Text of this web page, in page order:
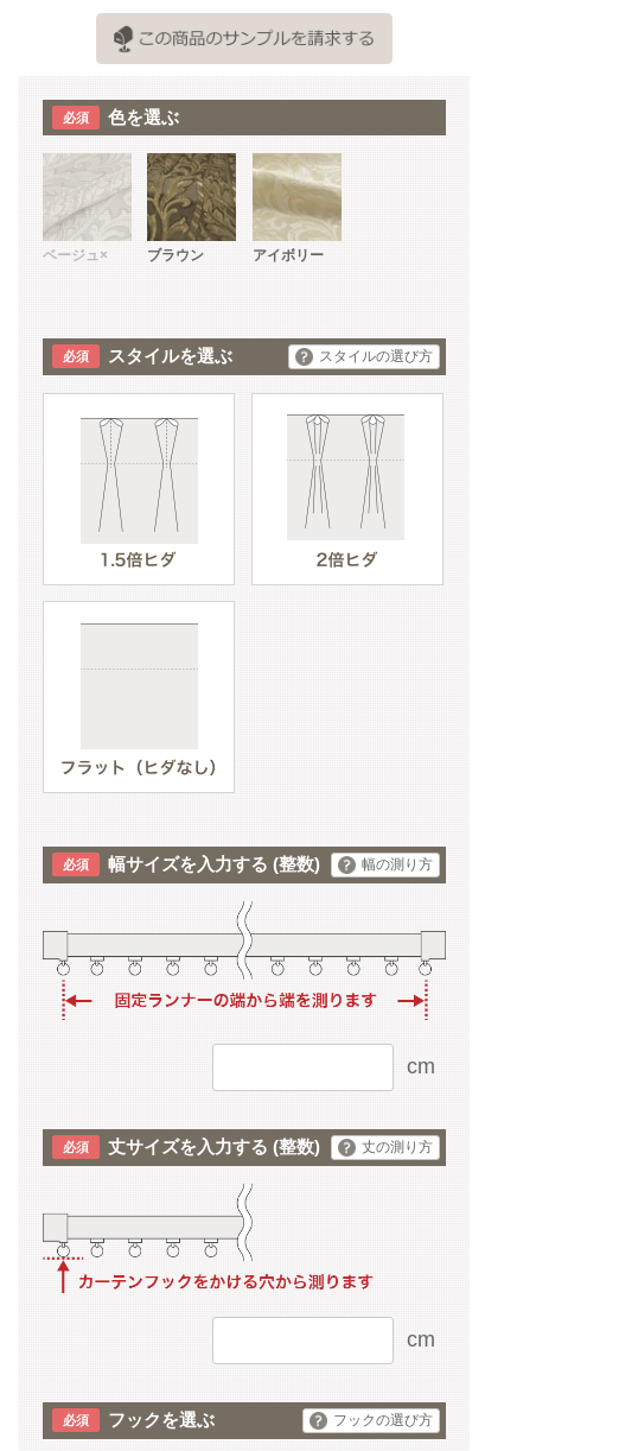
色を選ぶ
ベージュ× ブラウン アイボリー
スタイルを選ぶ スタイルの選び方
幅サイズを入力する (整数) 幅の測り方
cm
丈サイズを入力する (整数) 丈の測り方
cm
フックを選ぶ フックの選び方